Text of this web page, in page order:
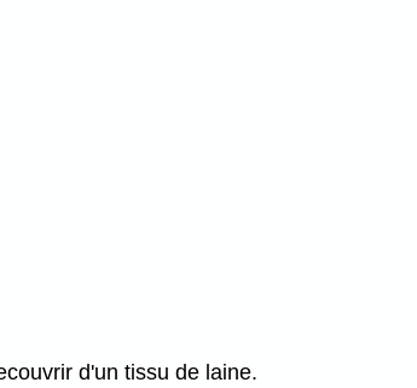
d'un tissu de laine.